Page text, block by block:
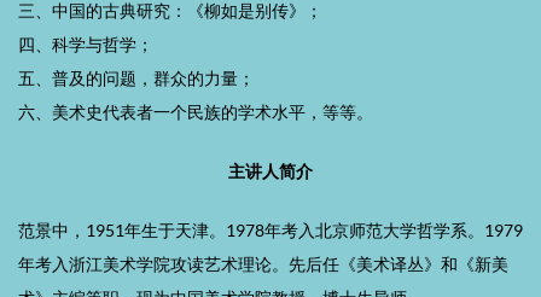
三、中国的古典研究：《柳如是别传》；
四、科学与哲学；
五、普及的问题，群众的力量；
六、美术史代表者一个民族的学术水平，等等。
主讲人简介
范景中，1951年生于天津。1978年考入北京师范大学哲学系。1979
年考入浙江美术学院攻读艺术理论。先后任《美术译丛》和《新美